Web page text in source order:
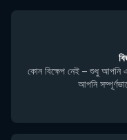
কোন বিক্ষেপ নেই – শুধু আপনি
আপনি